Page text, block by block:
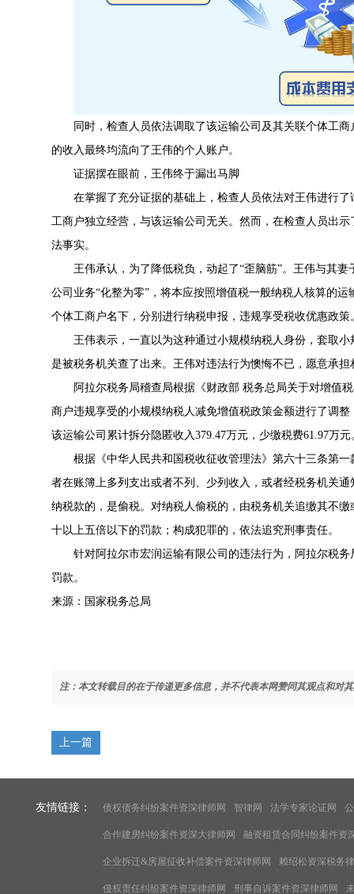
同时，检查人员依法调取了该运输公司及其关联个体工
的收入最终均流向了王伟的个人账户。
证据摆在眼前，王伟终于漏出马脚
在掌握了充分证据的基础上，检查人员依法对王伟进行
工商户独立经营，与该运输公司无关。然而，在检查人员出
法事实。
王伟承认，为了降低税负，动起了“歪脑筋”。王伟与其
公司业务“化整为零”，将本应按照增值税一般纳税人核算的
个体工商户名下，分别进行纳税申报，违规享受税收优惠政策
王伟表示，一直以为这种通过小规模纳税人身份，套取
是被税务机关查了出来。王伟对违法行为懊悔不已，愿意承
阿拉尔税务局稽查局根据《财政部 税务总局关于对增值
商户违规享受的小规模纳税人减免增值税政策金额进行了调
该运输公司累计拆分隐匿收入379.47万元，少缴税费61.97万元
根据《中华人民共和国税收征收管理法》第六十三条第
者在账簿上多列支出或者不列、少列收入，或者经税务机关
纳税款的，是偷税。对纳税人偷税的，由税务机关追缴其不
十以上五倍以下的罚款；构成犯罪的，依法追究刑事责任。
针对阿拉尔市宏润运输有限公司的违法行为，阿拉尔税
罚款。
来源：国家税务总局
注：本文转载目的在于传递更多信息，并不代表本网赞同其观点和对
上一篇
友情链接： 债权债务纠纷案件资深律师网 智律网 法学专家论证网
合作建房纠纷案件资深大律师网 融资租赁合同纠纷案件资
企业拆迁&房屋征收补偿案件资深律师网 赖绍松资深税务
侵权责任纠纷案件资深律师网 刑事自诉案件资深律师网